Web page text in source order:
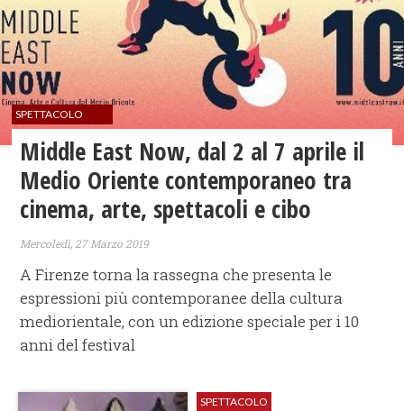
SPETTACOLO
Middle East Now, dal 2 al 7 aprile il
Medio Oriente contemporaneo tra
cinema, arte, spettacoli e cibo
Mercoledì, 27 Marzo 2019
A Firenze torna la rassegna che presenta le
espressioni più contemporanee della cultura
mediorientale, con un edizione speciale per i 10
anni del festival
SPETTACOLO